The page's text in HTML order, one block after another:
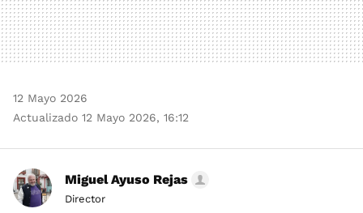
12 Mayo 2026
Actualizado 12 Mayo 2026, 16:12
Miguel Ayuso Rejas
Director